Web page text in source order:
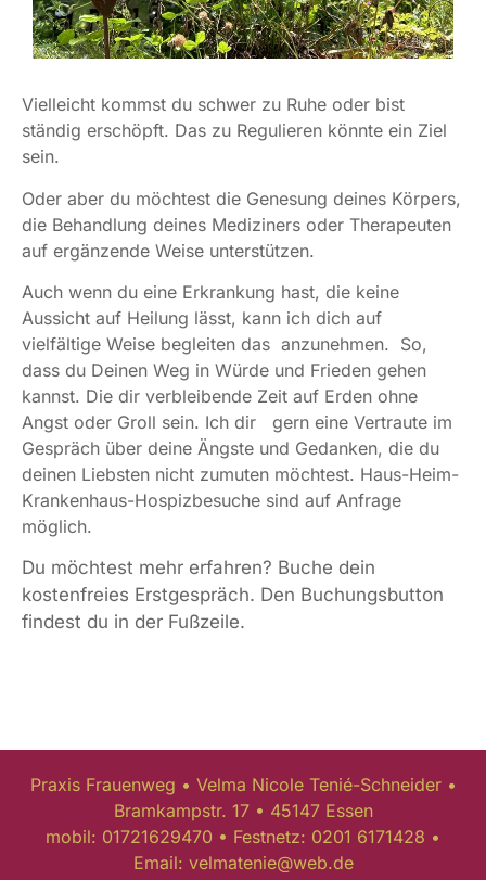
Vielleicht kommst du schwer zu Ruhe oder bist
ständig erschöpft. Das zu Regulieren könnte ein Ziel
sein.
Oder aber du möchtest die Genesung deines Körpers,
die Behandlung deines Mediziners oder Therapeuten
auf ergänzende Weise unterstützen.
Auch wenn du eine Erkrankung hast, die keine
Aussicht auf Heilung lässt, kann ich dich auf
vielfältige Weise begleiten das anzunehmen. So,
dass du Deinen Weg in Würde und Frieden gehen
kannst. Die dir verbleibende Zeit auf Erden ohne
Angst oder Groll sein. Ich dir gern eine Vertraute im
Gespräch über deine Ängste und Gedanken, die du
deinen Liebsten nicht zumuten möchtest. Haus-Heim-
Krankenhaus-Hospizbesuche sind auf Anfrage
möglich.
Du möchtest mehr erfahren? Buche dein
kostenfreies Erstgespräch. Den Buchungsbutton
findest du in der Fußzeile.
Praxis Frauenweg • Velma Nicole Tenié-Schneider •
Bramkampstr. 17 • 45147 Essen
mobil: 01721629470 • Festnetz: 0201 6171428 •
Email: velmatenie@web.de